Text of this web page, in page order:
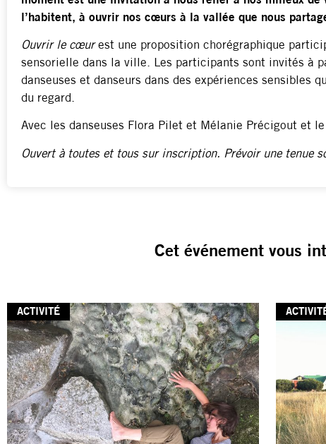
l’habitent, à ouvrir nos cœurs à la vallée que nous
Ouvrir le cœurest une proposition chorégraphique
sensorielle dans la ville. Les participants sont invités à
danseuses et danseurs dans des expériences sensibles
du regard.
Avec les danseuses Flora Pilet et Mélanie Précigout et le
Ouvert à toutes et tous sur inscription. Prévoir une tenue
Cet événement vous
ACTIVITÉ